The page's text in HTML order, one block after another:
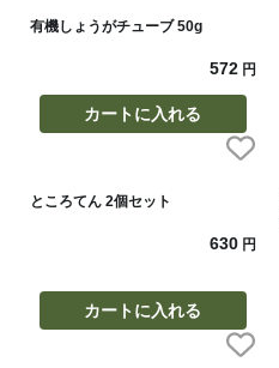
有機しょうがチューブ 50g
572円
カートに入れる
ところてん 2個セット
630円
カートに入れる